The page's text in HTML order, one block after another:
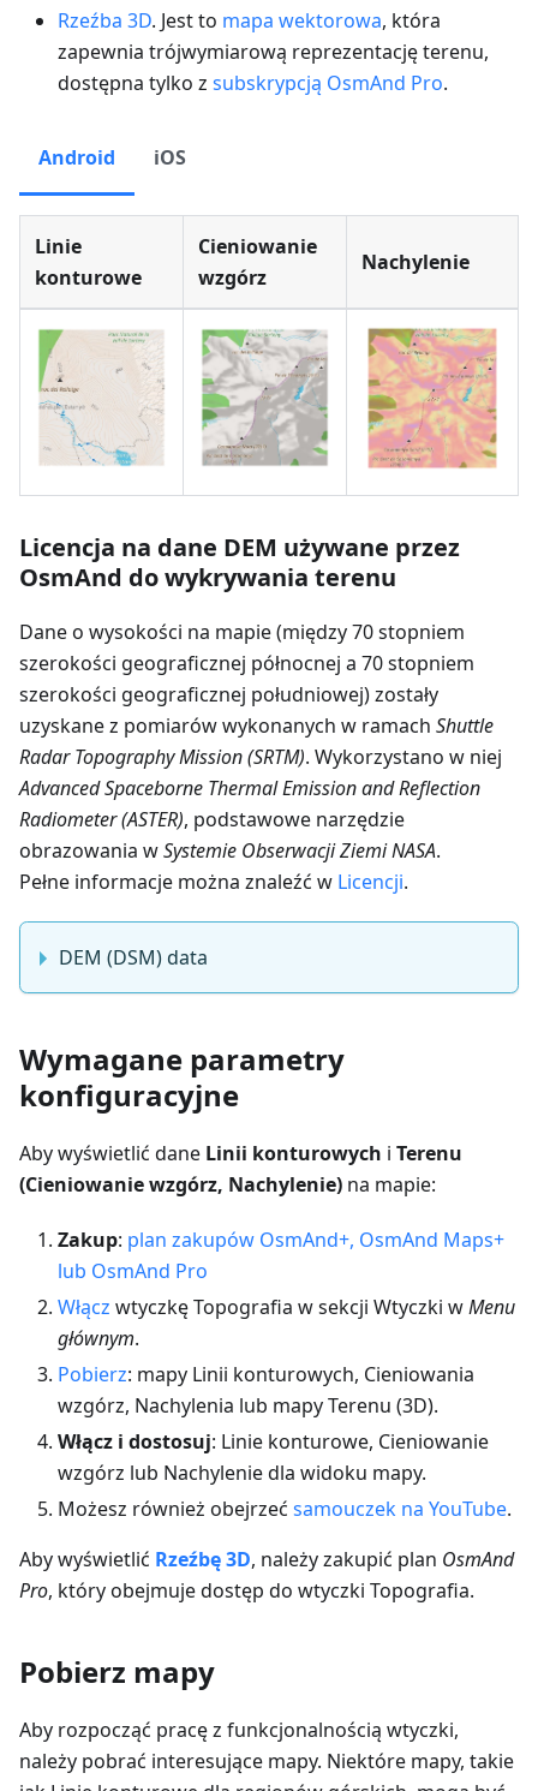
Rzeźba 3D. Jest to mapa wektorowa, która
zapewnia trójwymiarową reprezentację terenu,
dostępna tylko z subskrypcją OsmAnd Pro.
Android iOS
Linie
konturowe
Cieniowanie
wzgórz
Nachylenie
Licencja na dane DEM używane przez
OsmAnd do wykrywania terenu
Dane o wysokości na mapie (między 70 stopniem
szerokości geograficznej północnej a 70 stopniem
szerokości geograficznej południowej) zostały
uzyskane z pomiarów wykonanych w ramach Shuttle
Radar Topography Mission (SRTM). Wykorzystano w niej
Advanced Spaceborne Thermal Emission and Reflection
Radiometer (ASTER), podstawowe narzędzie
obrazowania wSystemie Obserwacji Ziemi NASA.
Pełne informacje można znaleźć w Licencji.
DEM (DSM) data
Wymagane parametry
konfiguracyjne
Aby wyświetlić dane Linii konturowych i Terenu
(Cieniowanie wzgórz, Nachylenie) na mapie:
Zakup: plan zakupów OsmAnd+, OsmAnd Maps+
lub OsmAnd Pro
Włącz wtyczkę Topografia w sekcji Wtyczki wMenu
głównym.
Pobierz: mapy Linii konturowych, Cieniowania
wzgórz, Nachylenia lub mapy Terenu (3D).
Włącz i dostosuj: Linie konturowe, Cieniowanie
wzgórz lub Nachylenie dla widoku mapy.
Możesz również obejrzeć samouczek na YouTube.
Aby wyświetlić Rzeźbę 3D, należy zakupić plan OsmAnd
Pro, który obejmuje dostęp do wtyczki Topografia.
Pobierz mapy
Aby rozpocząć pracę z funkcjonalnością wtyczki,
należy pobrać interesujące mapy. Niektóre mapy, takie